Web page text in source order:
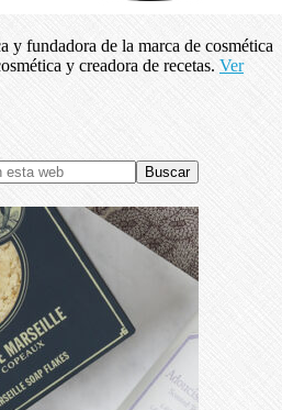
y fundadora de la marca de cosmética
y creadora de recetas. Ver